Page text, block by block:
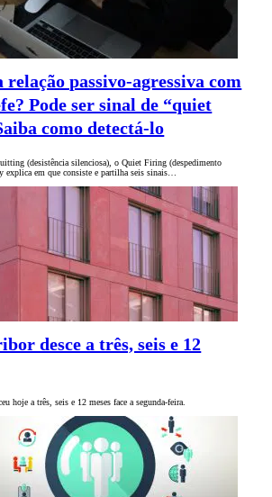
relação passivo-agressiva com
Pode ser sinal de “quiet
como detectá-lo
(desistência silenciosa), o Quiet Firing (despedimento
explica em que consiste e partilha seis sinais…
desce a três, seis e 12
hoje a três, seis e 12 meses face a segunda-feira.